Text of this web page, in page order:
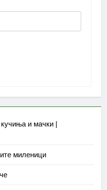
кучиња и мачки |
миленици